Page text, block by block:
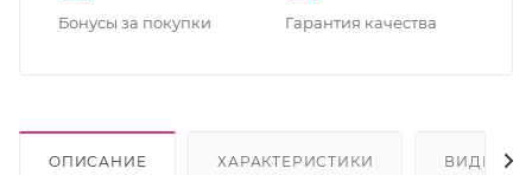
Бонусы за покупки Гарантия качества
ОПИСАНИЕ ХАРАКТЕРИСТИКИ ВИДЕО